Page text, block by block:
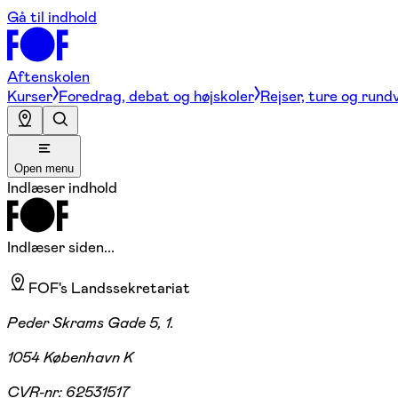
Gå til indhold
Aftenskolen
Kurser Foredrag, debat og højskoler Rejser, ture og
Open menu
Indlæser indhold
Indlæser siden...
FOF's Landssekretariat
Peder Skrams Gade 5, 1.
1054 København K
CVR-nr: 62531517